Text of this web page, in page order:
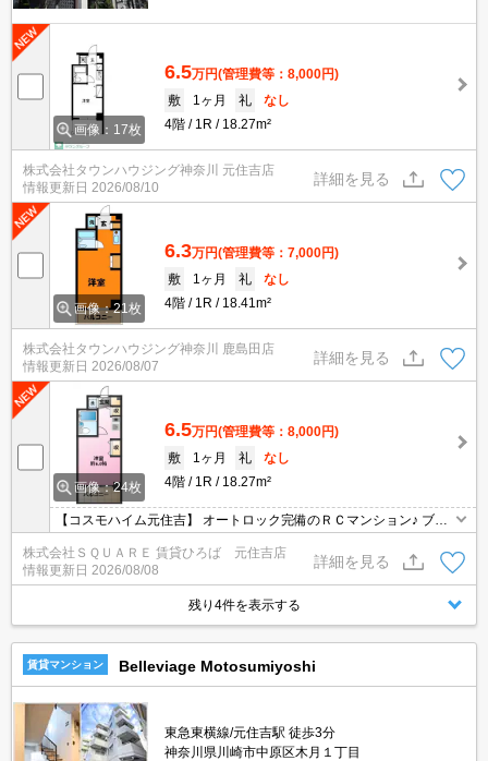
画像：17枚
6.5万円(管理費等：8,000円)
敷
1ヶ月 礼
なし
4階
1R 18.27m²
株式会社タウンハウジング神奈川 元住吉店
情報更新日 2026/08/10
詳細を見る
画像：21枚
6.3万円(管理費等：7,000円)
敷
1ヶ月 礼
なし
4階
1R 18.41m²
株式会社タウンハウジング神奈川 鹿島田店
情報更新日 2026/08/07
詳細を見る
画像：24枚
6.5万円(管理費等：8,000円)
敷
1ヶ月 礼
なし
4階
1R 18.27m²
【コスモハイム元住吉】 オートロック完備のＲＣマンション♪ ブレ
ーメン通りを通って帰れ生活便利♪
株式会社ＳＱＵＡＲＥ 賃貸ひろば 元住吉店
情報更新日 2026/08/08
詳細を見る
残り4件を表示する
賃貸マンション Belleviage Motosumiyoshi
東急東横線/元住吉駅 徒歩3分
神奈川県川崎市中原区木月１丁目